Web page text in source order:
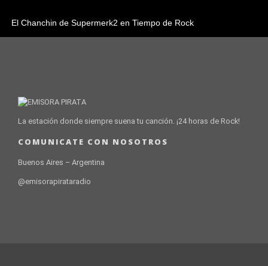
El Chanchin de Supermerk2 en Tiempo de Rock
La estación donde siempre suena tu canción. ¡24 horas de Rock!
COMUNICATE CON NOSOTROS
Buenos Aires – Argentina
@emisorapirataradio